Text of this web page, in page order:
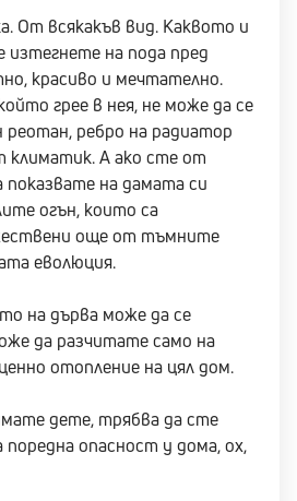
От всякакъв вид. Каквото и
изтегнете на пода пред
красиво и мечтателно.
грее в нея, не може да се
реотан, ребро на радиатор
климатик. А ако сте от
на дамата си
огън, които са
още от тъмните
еволюция.
на дърва може да се
да разчитате само на
отопление на цял дом.
дете, трябва да сте
опасност у дома, ох,